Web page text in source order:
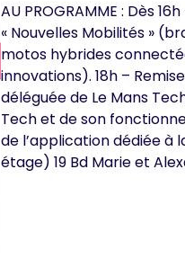
AU PROGRAMME : Dès
« Nouvelles Mobilités »
motos hybrides
innovations). 18h –
déléguée de Le Mans
Tech et de son
de l’application dédiée à
étage) 19 Bd Marie et